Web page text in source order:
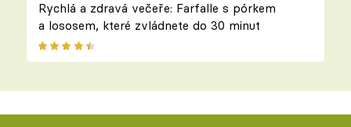
Rychlá a zdravá večeře: Farfalle s pórkem
a lososem, které zvládnete do 30 minut